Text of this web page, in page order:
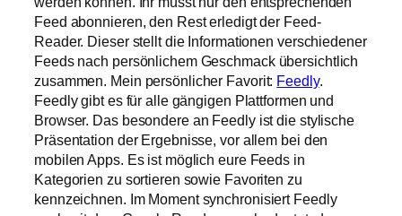
Feed abonnieren, den Rest erledigt der Feed-
Reader. Dieser stellt die Informationen verschiedener
Feeds nach persönlichem Geschmack übersichtlich
zusammen. Mein persönlicher Favorit: Feedly.
Feedly gibt es für alle gängigen Plattformen und
Browser. Das besondere an Feedly ist die stylische
Präsentation der Ergebnisse, vor allem bei den
mobilen Apps. Es ist möglich eure Feeds in
Kategorien zu sortieren sowie Favoriten zu
kennzeichnen. Im Moment synchronisiert Feedly